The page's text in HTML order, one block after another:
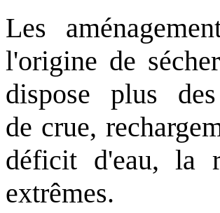
Les
l'origine de
dispose plus
de crue,
déficit d'eau, la
extrêmes.